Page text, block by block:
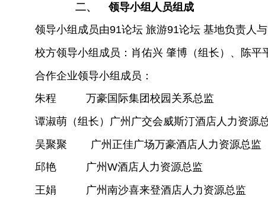
二、
领导小组人员组成
领导小组成员由91论坛 旅游91论坛 基地负责人
校方领导小组成员：肖佑兴 肇博（组长）、陈平
合作企业领导小组成员：
朱程 万豪国际集团校园关系总监
谭淑萌（组长）广州广交会威斯汀酒店人力资源
吴聚聚
广州正佳广场万豪酒店人力资源总监
邱艳 广州W酒店人力资源总监
王娟 广州南沙喜来登酒店人力资源总监